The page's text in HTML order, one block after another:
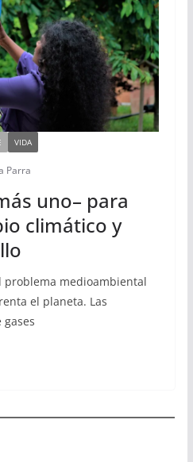
VIDA
Parra
uno– para
climático y
problema medioambiental
el planeta. Las